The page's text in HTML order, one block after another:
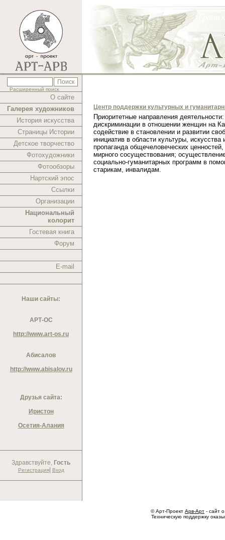
Расширенный поиск
О сайте
Галерея художников
История искусства
Страницы Истории
Детское творчество
Фотохудожники
Фотообзоры
Нартский эпос
Ссылки
Организации
Национальный
колорит
Гостевая книга
Форум
E-mail
Наши сайты:
АРТ-ОС
http://www.art-os.ru
Абисалов
http://www.abisalov.ru
Друзья сайта:
Иристон
Осетия-Алания
Здравствуйте, Гость
Регистрация| Вход
Центр поддержки культурных и
Приоритетные направления
дискриминации в отношении женщин на
содействие в становлении и развитии
инициатив в области культуры, искусства
пропаганда общечеловеческих
мирного сосуществования;
социально-гуманитарных программ в
старикам, инвалидам.
© Арт-Проект Арв-Арт - сайт
Техническую поддержку